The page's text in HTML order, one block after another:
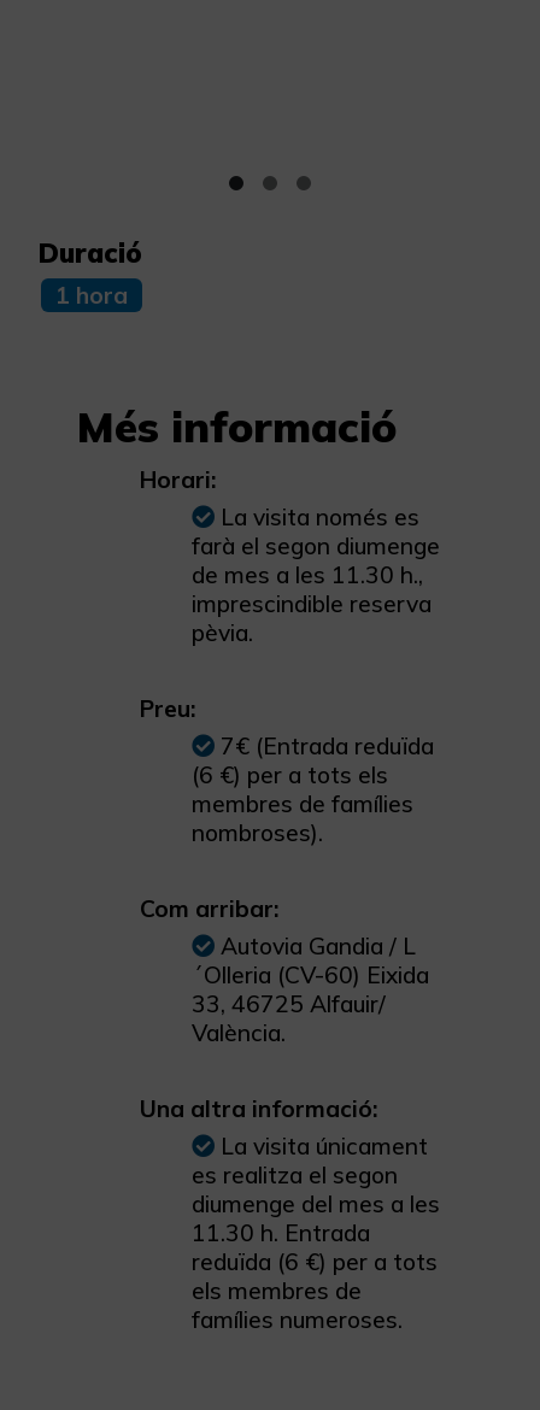
Duració
1 hora
Més informació
Horari:
La visita només es
farà el segon diumenge
de mes a les 11.30 h.,
imprescindible reserva
pèvia.
Preu:
7€ (Entrada reduïda
(6 €) per a tots els
membres de famílies
nombroses).
Com arribar:
Autovia Gandia / L
´Olleria (CV-60) Eixida
33, 46725 Alfauir/
València.
Una altra informació:
La visita únicament
es realitza el segon
diumenge del mes a les
11.30 h. Entrada
reduïda (6 €) per a tots
els membres de
famílies numeroses.